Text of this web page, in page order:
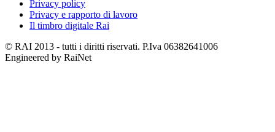
Privacy policy
Privacy e rapporto di lavoro
Il timbro digitale Rai
© RAI 2013 - tutti i diritti riservati. P.Iva 06382641006
Engineered by RaiNet